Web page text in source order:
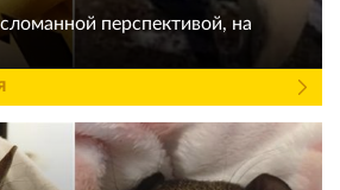
перспективой, на